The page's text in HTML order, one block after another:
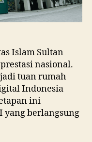
Islam Sultan
nasional.
tuan rumah
Indonesia
ini
yang berlangsung